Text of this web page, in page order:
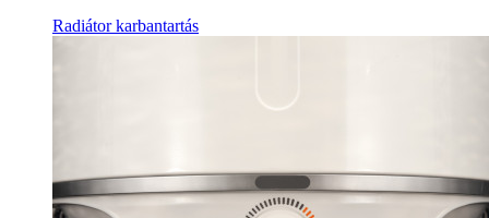
Radiátor karbantartás